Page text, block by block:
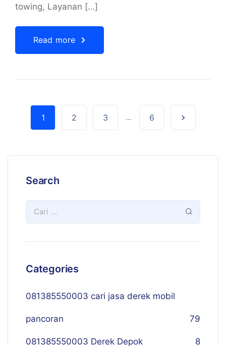
towing, Layanan […]
Read more
1 2 3 ... 6
Search
Categories
081385550003 cari jasa derek mobil
pancoran 79
081385550003 Derek Depok 8